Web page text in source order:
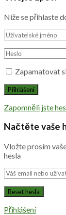
Níže se přihlaste
Zapamatovat
Zapomněli jste
Načtěte vaše
Vložte prosím
hesla
Přihlášení